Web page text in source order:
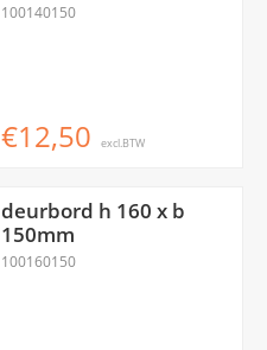
100140150
€12,50 excl.BTW
deurbord h 160 x b
150mm
100160150